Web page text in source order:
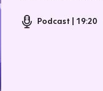
Podcast 19:20